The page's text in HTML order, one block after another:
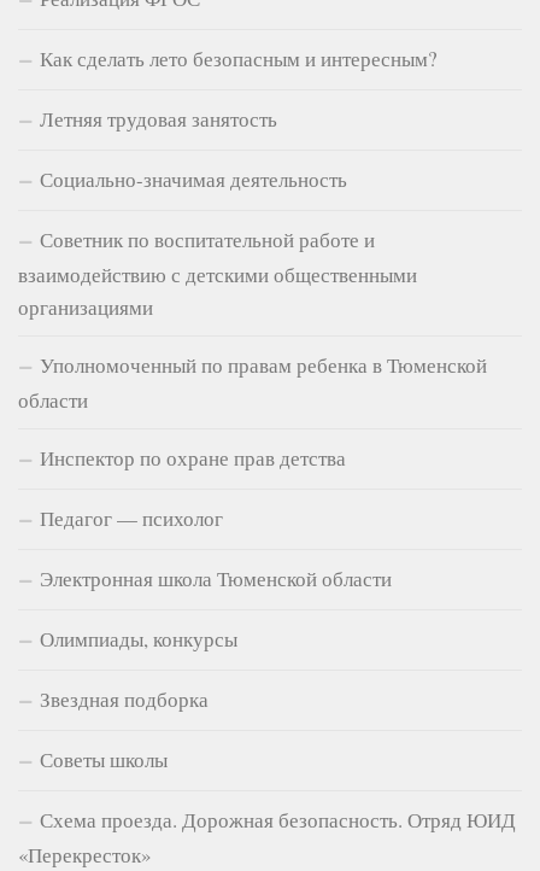
Как сделать лето безопасным и интересным?
Летняя трудовая занятость
Социально-значимая деятельность
Советник по воспитательной работе и
взаимодействию с детскими общественными
организациями
Уполномоченный по правам ребенка в Тюменской
области
Инспектор по охране прав детства
Педагог — психолог
Электронная школа Тюменской области
Олимпиады, конкурсы
Звездная подборка
Советы школы
Схема проезда. Дорожная безопасность. Отряд ЮИД
«Перекресток»